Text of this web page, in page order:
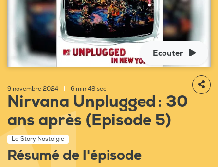
Ecouter
9 novembre 2024 6 min 48 sec
Nirvana Unplugged : 30
ans après (Episode 5)
La Story Nostalgie
Résumé de l'épisode